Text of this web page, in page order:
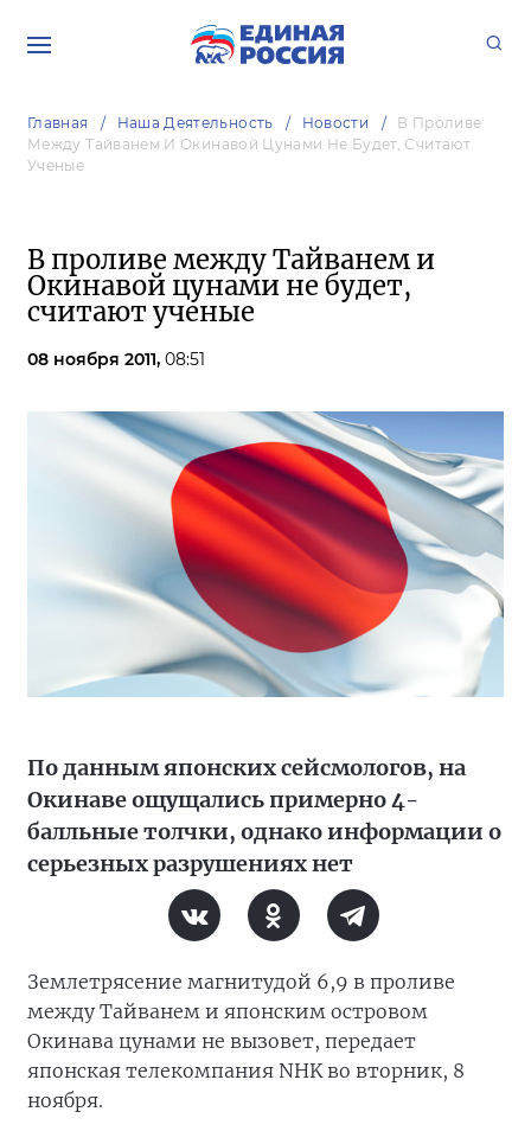
Главная Наша Деятельность Новости
В Проливе
Между Тайванем И Окинавой Цунами Не Будет, Считают
Ученые
В проливе между Тайванем и
Окинавой цунами не будет,
считают ученые
08 ноября 2011, 08:51
По данным японских сейсмологов, на
Окинаве ощущались примерно 4-
балльные толчки, однако информации о
серьезных разрушениях нет
Землетрясение магнитудой 6,9 в проливе
между Тайванем и японским островом
Окинава цунами не вызовет, передает
японская телекомпания NHK во вторник, 8
ноября.